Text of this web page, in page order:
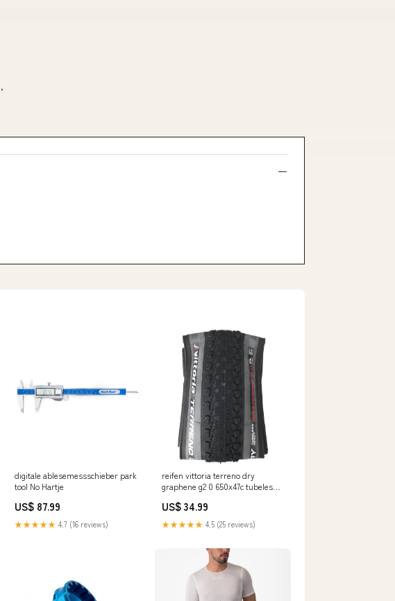
digitale ablesemessschieber park
tool No Hartje
US$ 87.99
★★★★★ 4.7 (16 reviews)
reifen vittoria terreno dry
graphene g2 0 650x47c tubeless
US$ 34.99
★★★★★ 4.5 (25 reviews)